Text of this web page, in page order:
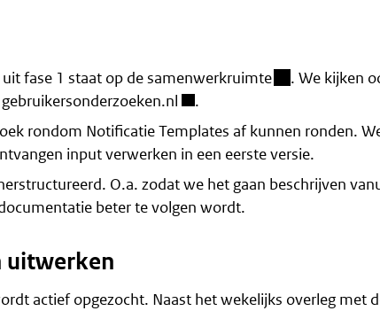
fase 1 staat op de samenwerkruimte(besloten
. We kijken
gebruikersonderzoeken.nl
.
rondom Notificatie Templates af kunnen ronden.
input verwerken in een eerste versie.
O.a. zodat we het gaan beschrijven
beter te volgen wordt.
uitwerken
actief opgezocht. Naast het wekelijks overleg met